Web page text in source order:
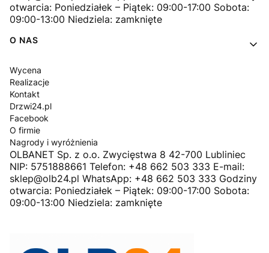
otwarcia: Poniedziałek – Piątek: 09:00-17:00 Sobota:
09:00-13:00 Niedziela: zamknięte
O NAS
Wycena
Realizacje
Kontakt
Drzwi24.pl
Facebook
O firmie
Nagrody i wyróżnienia
OLBANET Sp. z o.o. Zwycięstwa 8 42-700 Lubliniec
NIP: 5751888661 Telefon: +48 662 503 333 E-mail:
sklep@olb24.pl WhatsApp: +48 662 503 333 Godziny
otwarcia: Poniedziałek – Piątek: 09:00-17:00 Sobota:
09:00-13:00 Niedziela: zamknięte